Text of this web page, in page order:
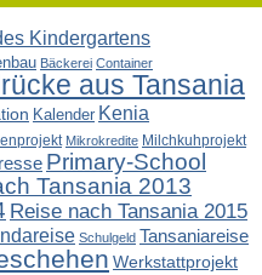
Kindergartens
Bäckerei Container
aus Tansania
Kalender Kenia
Mikrokredite Milchkuhprojekt
Primary-School
Tansania 2013
Reise nach Tansania 2015
Schulgeld Tansaniareise
Werkstattprojekt